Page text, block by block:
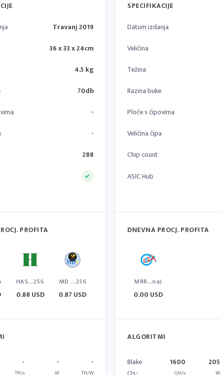
Travanj 2019
36 x 33 x 24cm
4.5 kg
70db
-
-
288
PROFITA
HAS...256
0.88 USD
MD ...256
0.87 USD
-
TH/s
-
W
-
TH/W
SPECIFIKACIJE
Datum izdanja
Veličina
Težina
Razina buke
Ploče s čipovima
Veličina čipa
Chip count
ASIC Hub
DNEVNA PROCJ. PROFITA
MRR...na)
0.00 USD
ALGORITMI
Blake
1600
GH/s
205
W